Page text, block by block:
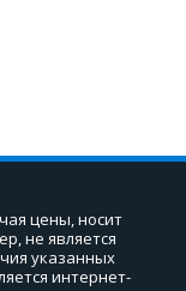
цены, носит
не является
указанных
интернет-